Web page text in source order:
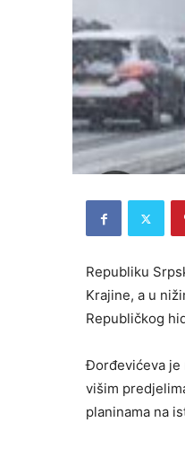
Republiku
Krajine, a u
Republičkog
Đorđevićeva je
višim
planinama na